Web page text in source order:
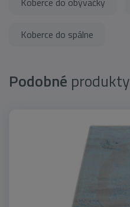
Koberce do spálne
Podobné produkty